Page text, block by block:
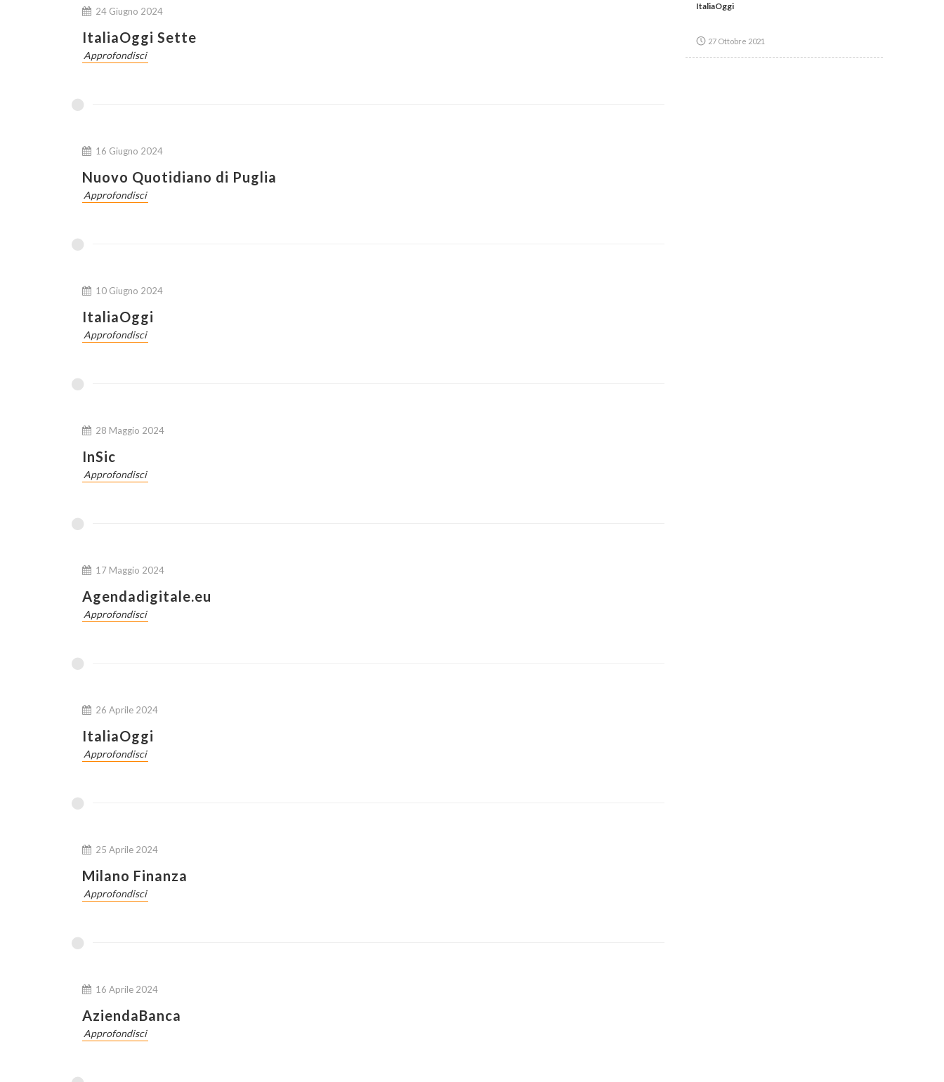
24 Giugno 2024
ItaliaOggi Sette
Approfondisci
16 Giugno 2024
Nuovo Quotidiano di Puglia
Approfondisci
10 Giugno 2024
ItaliaOggi
Approfondisci
28 Maggio 2024
InSic
Approfondisci
17 Maggio 2024
Agendadigitale.eu
Approfondisci
26 Aprile 2024
ItaliaOggi
Approfondisci
25 Aprile 2024
Milano Finanza
Approfondisci
16 Aprile 2024
AziendaBanca
Approfondisci
ItaliaOggi
27 Ottobre 2021